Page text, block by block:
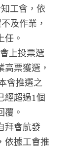
工會，依
及作業，
。
上投票選
票獲選，
會推選之
經超過1個
覆。
拜會航發
依據工會推